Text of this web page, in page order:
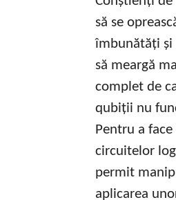
să se
îmbunătăți și
să meargă
complet de
qubiții nu
Pentru a
circuitelor
permit
aplicarea